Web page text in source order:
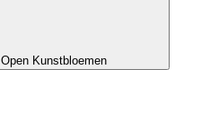
Open Kunstbloemen